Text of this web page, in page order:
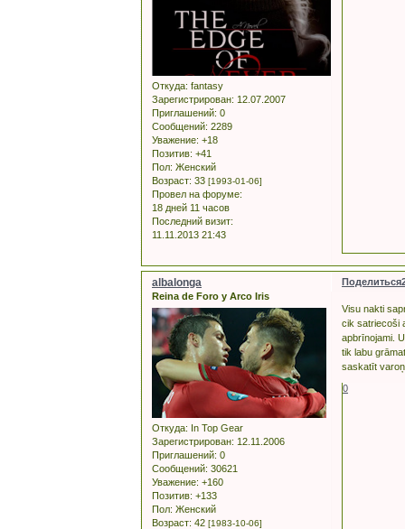
Откуда: fantasy
Зарегистрирован: 12.07.2007
Приглашений: 0
Сообщений: 2289
Уважение: +18
Позитив: +41
Пол: Женский
Возраст: 33 [1993-01-06]
Провел на форуме:
18 дней 11 часов
Последний визит:
11.11.2013 21:43
Поделиться
albalonga
Reina de Foro y Arco Iris
Откуда: In Top Gear
Зарегистрирован: 12.11.2006
Приглашений: 0
Сообщений: 30621
Уважение: +160
Позитив: +133
Пол: Женский
Возраст: 42 [1983-10-06]
Visu nakti
cik satriecoši
apbrīnojami.
tik labu
saskatīt
0